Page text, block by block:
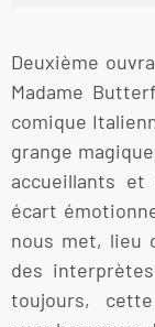
Deuxième
Madame
comique
grange
accueillants et
écart
nous met, lieu
des
toujours, cette